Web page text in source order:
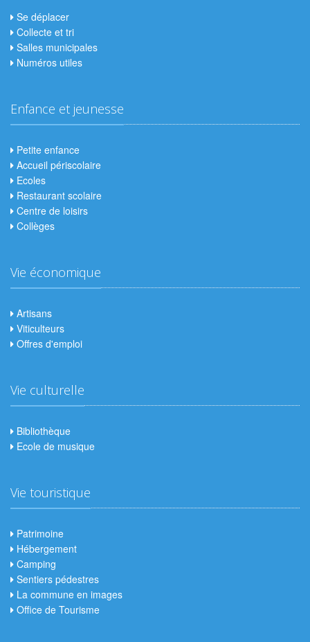
Se déplacer
Collecte et tri
Salles municipales
Numéros utiles
Enfance et jeunesse
Petite enfance
Accueil périscolaire
Ecoles
Restaurant scolaire
Centre de loisirs
Collèges
Vie économique
Artisans
Viticulteurs
Offres d'emploi
Vie culturelle
Bibliothèque
Ecole de musique
Vie touristique
Patrimoine
Hébergement
Camping
Sentiers pédestres
La commune en images
Office de Tourisme